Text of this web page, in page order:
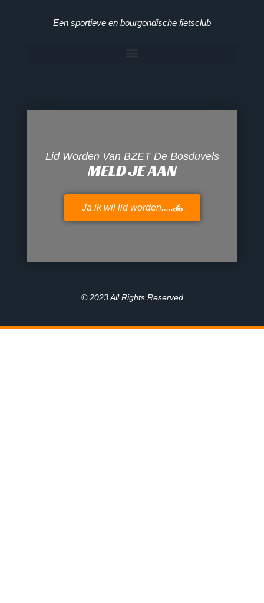
Een sportieve en bourgondische fietsclub
Lid Worden Van BZET De Bosduvels
MELD JE AAN
Ja ik wil lid worden.....
© 2023 All Rights Reserved